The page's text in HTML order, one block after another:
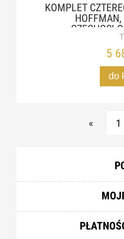
KOMPLET
HOFFMAN,
5
do
« 1